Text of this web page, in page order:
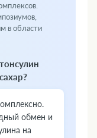
в области
обмен и
на